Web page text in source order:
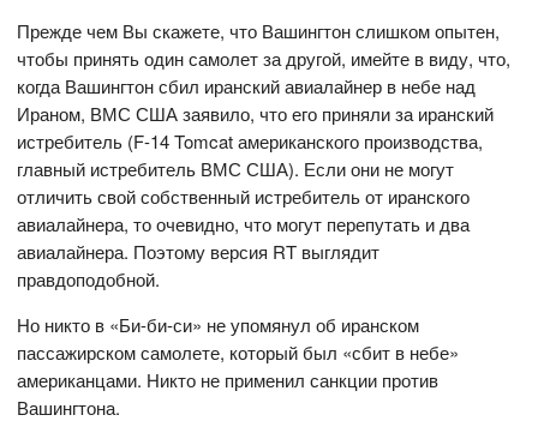
Прежде чем Вы скажете, что Вашингтон слишком опытен,
чтобы принять один самолет за другой, имейте в виду, что,
когда Вашингтон сбил иранский авиалайнер в небе над
Ираном, ВМС США заявило, что его приняли за иранский
истребитель (F-14 Tomcat американского производства,
главный истребитель ВМС США). Если они не могут
отличить свой собственный истребитель от иранского
авиалайнера, то очевидно, что могут перепутать и два
авиалайнера. Поэтому версия RT выглядит
правдоподобной.
Но никто в «Би-би-си» не упомянул об иранском
пассажирском самолете, который был «сбит в небе»
американцами. Никто не применил санкции против
Вашингтона.